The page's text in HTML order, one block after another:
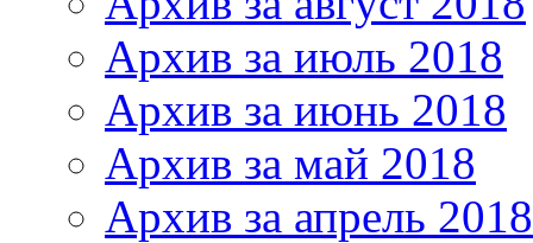
Архив за июль 2018
Архив за июнь 2018
Архив за май 2018
Архив за апрель 2018